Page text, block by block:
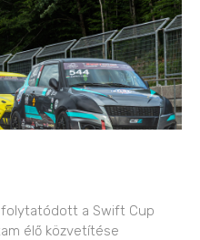
folytatódott a Swift Cup
élő közvetítése